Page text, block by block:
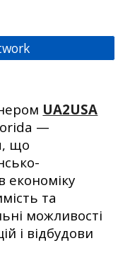
UA2USA
—
що
економіку
та
можливості
і відбудови